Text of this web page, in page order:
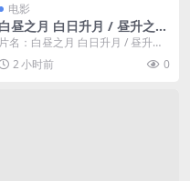
电影
白昼之月 白日升月 / 昼升之月
/ Moon in The Day
片名：白昼之月 白日升月 / 昼升之
月 / Moon in The Day 分类...
2 小时前 0